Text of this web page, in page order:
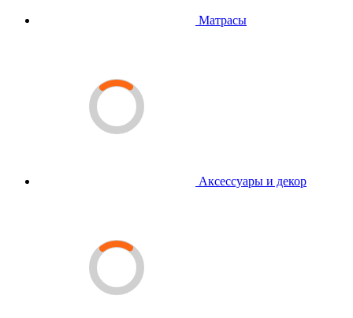
Матрасы
Аксессуары и декор